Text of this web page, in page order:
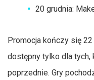
20 grudnia:
Promocja kończy się
dostępny tylko dla
poprzednie. Gry